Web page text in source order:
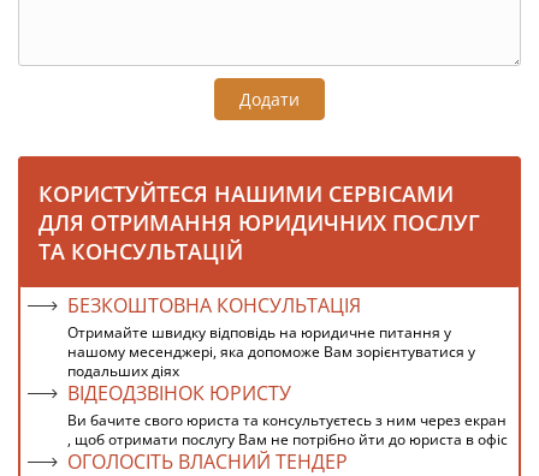
Додати
КОРИСТУЙТЕСЯ НАШИМИ СЕРВІСАМИ
ДЛЯ ОТРИМАННЯ ЮРИДИЧНИХ ПОСЛУГ
ТА КОНСУЛЬТАЦІЙ
БЕЗКОШТОВНА КОНСУЛЬТАЦІЯ
Отримайте швидку відповідь на юридичне питання у
нашому месенджері, яка допоможе Вам зорієнтуватися у
подальших діях
ВІДЕОДЗВІНОК ЮРИСТУ
Ви бачите свого юриста та консультуєтесь з ним через екран
, щоб отримати послугу Вам не потрібно йти до юриста в офіс
ОГОЛОСІТЬ ВЛАСНИЙ ТЕНДЕР